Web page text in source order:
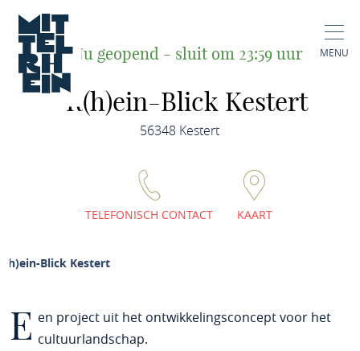
MENU
Nu geopend - sluit om 23:59 uur
R(h)ein-Blick Kestert
56348 Kestert
TELEFONISCH CONTACT KAART
Blick Kestert
E en project uit het ontwikkelingsconcept voor het
cultuurlandschap.